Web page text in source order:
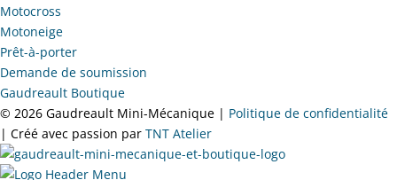
Motocross
Motoneige
Prêt-à-porter
Demande de soumission
Gaudreault Boutique
© 2026 Gaudreault Mini-Mécanique | Politique de confidentialité
| Créé avec passion par TNT Atelier